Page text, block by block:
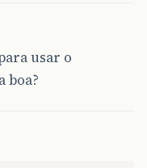
usar o
boa?